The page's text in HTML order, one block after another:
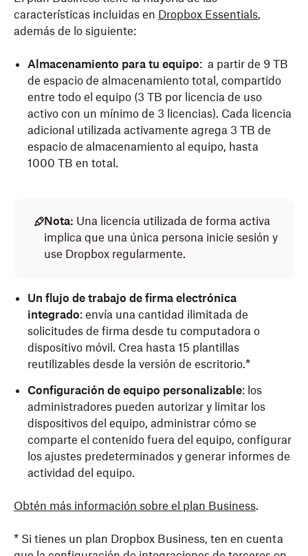
características incluidas en Dropbox Essentials,
además de lo siguiente:
Almacenamiento para tu equipo: a partir de 9 TB
de espacio de almacenamiento total, compartido
entre todo el equipo (3 TB por licencia de uso
activo con un mínimo de 3 licencias). Cada licencia
adicional utilizada activamente agrega 3 TB de
espacio de almacenamiento al equipo, hasta
1000 TB en total.
Nota: Una licencia utilizada de forma activa
implica que una única persona inicie sesión y
use Dropbox regularmente.
Un flujo de trabajo de firma electrónica
integrado: envía una cantidad ilimitada de
solicitudes de firma desde tu computadora o
dispositivo móvil. Crea hasta 15 plantillas
reutilizables desde la versión de escritorio.*
Configuración de equipo personalizable: los
administradores pueden autorizar y limitar los
dispositivos del equipo, administrar cómo se
comparte el contenido fuera del equipo, configurar
los ajustes predeterminados y generar informes de
actividad del equipo.
Obtén más información sobre el plan Business.
* Si tienes un plan Dropbox Business, ten en cuenta